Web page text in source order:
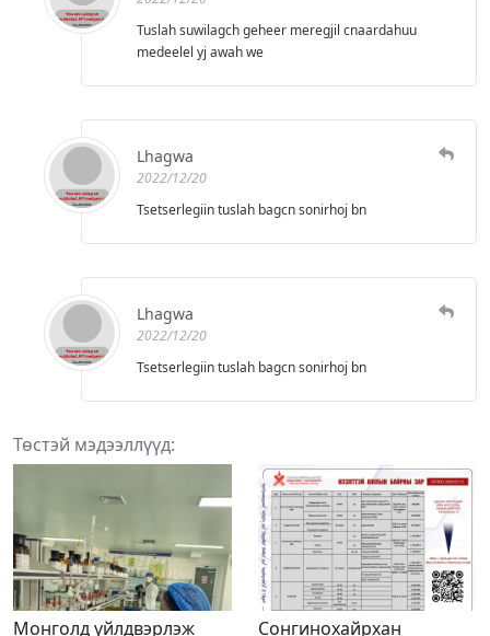
Tuslah suwilagch geheer meregjil cnaardahuu
medeelel yj awah we
Lhagwa
2022/12/20
Tsetserlegiin tuslah bagcn sonirhoj bn
Lhagwa
2022/12/20
Tsetserlegiin tuslah bagcn sonirhoj bn
Төстэй мэдээллүүд:
Монголд үйлдвэрлэж
Сонгинохайрхан